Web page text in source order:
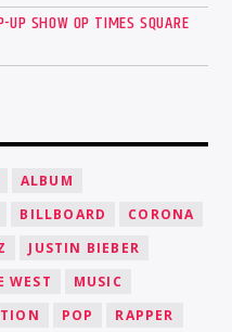
SHOW OP TIMES SQUARE
ALBUM
BILLBOARD
CORONA
JUSTIN BIEBER
WEST
MUSIC
POP
RAPPER